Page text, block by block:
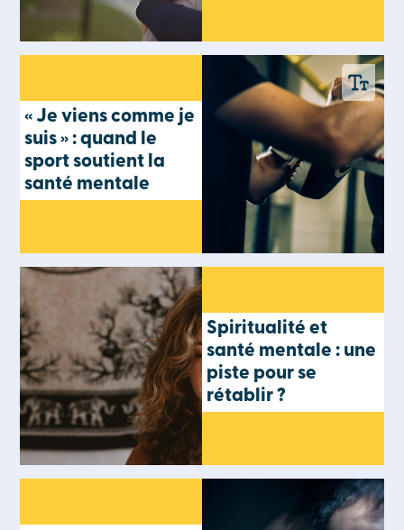
« Je viens comme je
suis » : quand le
sport soutient la
santé mentale
Spiritualité et
santé mentale : une
piste pour se
rétablir ?